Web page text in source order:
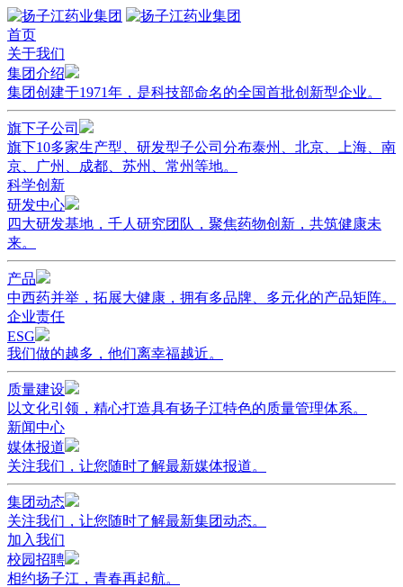
首页
关于我们
集团介绍
集团创建于1971年，是科技部命名的全国首批创新型企业。
旗下子公司
旗下10多家生产型、研发型子公司分布泰州、北京、上海、南
京、广州、成都、苏州、常州等地。
科学创新
研发中心
四大研发基地，千人研究团队，聚焦药物创新，共筑健康未
来。
产品
中西药并举，拓展大健康，拥有多品牌、多元化的产品矩阵。
企业责任
ESG
我们做的越多，他们离幸福越近。
质量建设
以文化引领，精心打造具有扬子江特色的质量管理体系。
新闻中心
媒体报道
关注我们，让您随时了解最新媒体报道。
集团动态
关注我们，让您随时了解最新集团动态。
加入我们
校园招聘
相约扬子江，青春再起航。